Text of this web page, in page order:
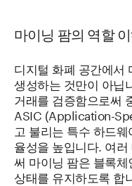
마이닝 팜의 역할
디지털 화폐 공간에서
생성하는 것만이 아닙
거래를 검증함으로써
ASIC (Application-
고 불리는 특수 하드
율성을 높입니다. 여
써 마이닝 팜은 블록
상태를 유지하도록 합